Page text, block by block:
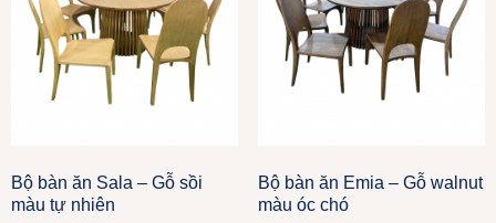
Bộ bàn ăn Sala – Gỗ sồi
màu tự nhiên
Bộ bàn ăn Emia – Gỗ walnut
màu óc chó